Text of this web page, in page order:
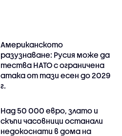
Американското
разузнаване: Русия може да
тества НАТО с ограничена
атака от тази есен до 2029
г.
Над 50 000 евро, злато и
скъпи часовници останали
недокоснати в дома на